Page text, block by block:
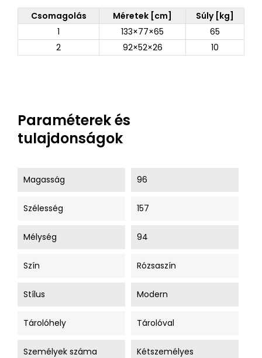
Csomagolás Méretek [cm]
Súly [kg]
1
133×77×65
65
2
92×52×26 10
Paraméterek és
tulajdonságok
Magasság 96
Szélesség 157
Mélység 94
Szín Rózsaszín
Stílus Modern
Tárolóhely Tárolóval
Személyek száma Kétszemélyes